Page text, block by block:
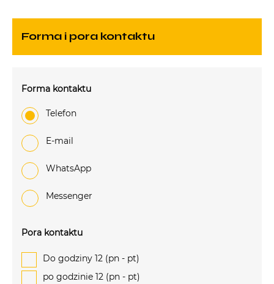
Forma i pora kontaktu
Forma kontaktu
Telefon
e-mail
WhatsApp
Messenger
Pora kontaktu
Do godziny 12 (pn - pt)
po godzinie 12 (pn - pt)